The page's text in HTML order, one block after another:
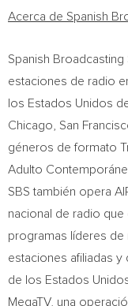
Acerca de Spanish
Spanish
estaciones de radio
los Estados Unidos
Chicago
San
géneros de formato
Adulto
SBS también opera
nacional de radio
programas líderes
estaciones afiliadas y
de los Estados
MegaTV, una